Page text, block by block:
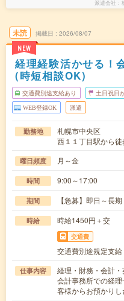
派遣会社
未読
NEW
掲載日 2026/08/07
経理経験活かせる！
(時短相談OK)
交通費別途支給あり 土日祝日
WEB登録OK 派遣
勤務地
札幌市中央区
西１１丁目駅から
曜日頻度 月～金
時間 9:00～17:00
期間 【急募】即日～
時給 時給1450円＋交
交通費
交通費別途規定支給
仕事内容
経理・財務・会計・
会計事務所での経
客様からお預かり